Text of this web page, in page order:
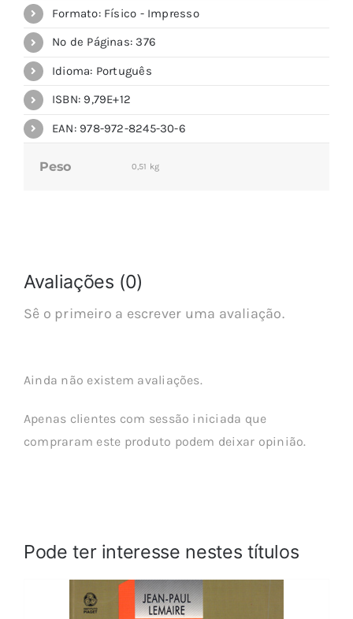
Formato: Físico - Impresso
Nº de Páginas: 376
Idioma: Português
ISBN: 9,79E+12
EAN: 978-972-8245-30-6
Peso 0,51 kg
Avaliações (0)
Sê o primeiro a escrever uma avaliação.
Ainda não existem avaliações.
Apenas clientes com sessão iniciada que
compraram este produto podem deixar opinião.
Pode ter interesse nestes títulos